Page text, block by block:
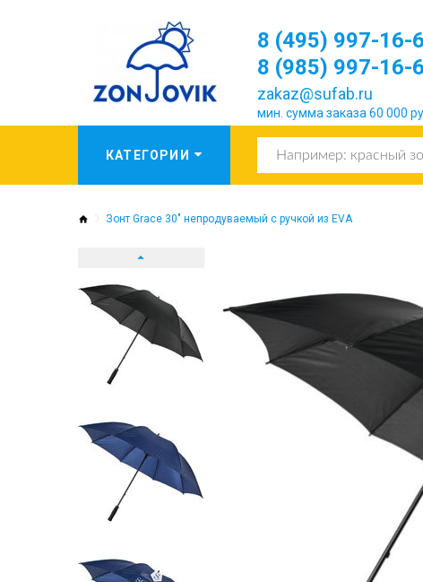
8 (495) 997-16-
8 (985) 997-16-
zakaz@sufab.ru
мин. сумма заказа 60 000
Зонт Grace 30" непродуваемый с ручкой из EVA